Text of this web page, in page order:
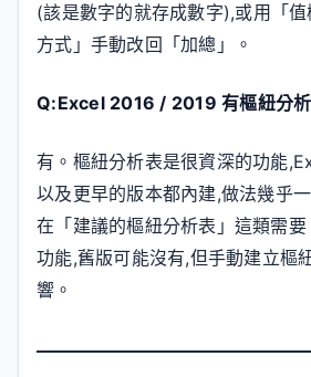
(該是數字的就存成數字),或用「
方式」手動改回「加總」。
Q:Excel 2016 / 2019 有樞紐分
有。樞紐分析表是很資深的功能
以及更早的版本都內建,做法幾乎
在「建議的樞紐分析表」這類需
功能,舊版可能沒有,但手動建立樞
響。